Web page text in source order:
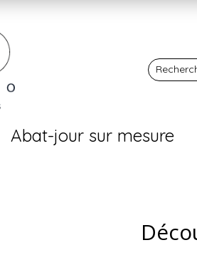
Abat-jour sur mesure